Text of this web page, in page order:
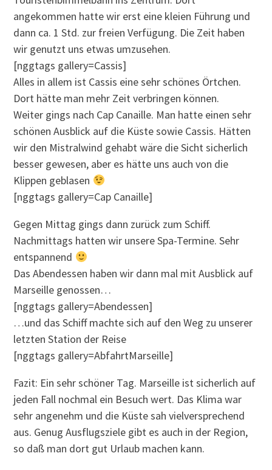
angekommen hatte wir erst eine kleien Führung und
dann ca. 1 Std. zur freien Verfügung. Die Zeit haben
wir genutzt uns etwas umzusehen.
[nggtags gallery=Cassis]
Alles in allem ist Cassis eine sehr schönes Örtchen.
Dort hätte man mehr Zeit verbringen können.
Weiter gings nach Cap Canaille. Man hatte einen sehr
schönen Ausblick auf die Küste sowie Cassis. Hätten
wir den Mistralwind gehabt wäre die Sicht sicherlich
besser gewesen, aber es hätte uns auch von die
Klippen geblasen
[nggtags gallery=Cap Canaille]
Gegen Mittag gings dann zurück zum Schiff.
Nachmittags hatten wir unsere Spa-Termine. Sehr
entspannend
Das Abendessen haben wir dann mal mit Ausblick auf
Marseille genossen…
[nggtags gallery=Abendessen]
…und das Schiff machte sich auf den Weg zu unserer
letzten Station der Reise
[nggtags gallery=AbfahrtMarseille]
Fazit: Ein sehr schöner Tag. Marseille ist sicherlich auf
jeden Fall nochmal ein Besuch wert. Das Klima war
sehr angenehm und die Küste sah vielversprechend
aus. Genug Ausflugsziele gibt es auch in der Region,
so daß man dort gut Urlaub machen kann.